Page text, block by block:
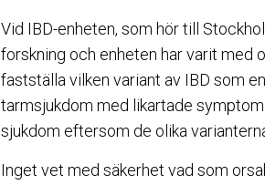
Vid IBD-enheten, som hör till
forskning och enheten har varit
fastställa vilken variant av IBD som
tarmsjukdom med likartade
sjukdom eftersom de olika
Inget vet med säkerhet vad som